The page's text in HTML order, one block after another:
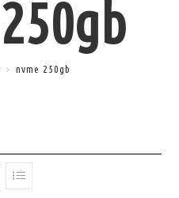
> nvme 250gb